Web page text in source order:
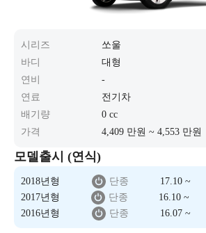
시리즈
쏘울
바디
대형
연비
-
연료
전기차
배기량
0 cc
가격
4,409 만원 ~ 4,553 만원
모델출시 (연식)
2018년형 단종 17.10 ~
2017년형
단종 16.10 ~
2016년형
단종 16.07 ~